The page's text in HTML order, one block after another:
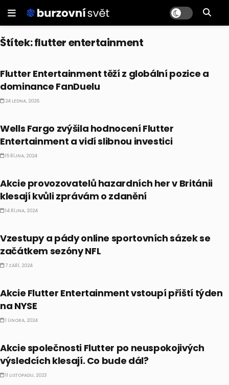
Štítek:flutter entertainment
Flutter Entertainment těží z globální pozice a
dominance FanDuelu
24 LEDNA, 2026
Wells Fargo zvýšila hodnocení Flutter
Entertainment a vidí slibnou investici
15 ŘÍJNA, 2024
Akcie provozovatelů hazardních her v Británii
klesají kvůli zprávám o zdanění
14 ŘÍJNA, 2024
Vzestupy a pády online sportovních sázek se
začátkem sezóny NFL
7 ZÁŘÍ, 2024
Akcie Flutter Entertainment vstoupí příští týden
na NYSE
1 ÚNORA, 2024
Akcie společnosti Flutter po neuspokojivých
výsledcích klesají. Co bude dál?
11 LISTOPADU, 2023